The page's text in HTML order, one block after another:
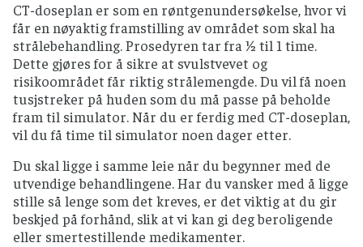
CT-doseplan er som en røntgenundersøkelse, hvor vi
får en nøyaktig framstilling av området som skal ha
strålebehandling. Prosedyren tar fra ½ til 1 time.
Dette gjøres for å sikre at svulstvevet og
risikoområdet får riktig strålemengde. Du vil få noen
tusjstreker på huden som du må passe på beholde
fram til simulator. Når du er ferdig med CT-doseplan,
vil du få time til simulator noen dager etter.
Du skal ligge i samme leie når du begynner med de
utvendige behandlingene. Har du vansker med å ligge
stille så lenge som det kreves, er det viktig at du gir
beskjed på forhånd, slik at vi kan gi deg beroligende
eller smertestillende medikamenter.